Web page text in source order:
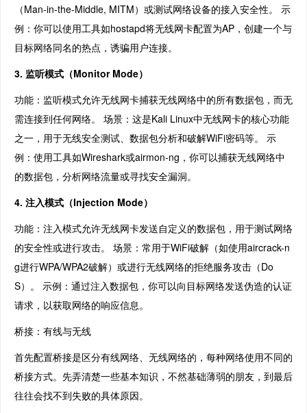
（Man-in-the-Middle, MITM）或测试网络设备的接入安全性。 示
例：你可以使用工具如hostapd将无线网卡配置为AP，创建一个与
目标网络同名的热点，诱骗用户连接。
3. 监听模式（Monitor Mode）
功能：监听模式允许无线网卡捕获无线网络中的所有数据包，而无
需连接到任何网络。 场景：这是Kali Linux中无线网卡的核心功能
之一，用于无线安全测试、数据包分析和破解WiFi密码等。 示
例：使用工具如Wireshark或airmon-ng，你可以捕获无线网络中
的数据包，分析网络流量或寻找安全漏洞。
4. 注入模式（Injection Mode）
功能：注入模式允许无线网卡发送自定义的数据包，用于测试网络
的安全性或进行攻击。 场景：常用于WiFi破解（如使用aircrack-n
g进行WPA/WPA2破解）或进行无线网络的拒绝服务攻击（Do
S）。 示例：通过注入数据包，你可以向目标网络发送伪造的认证
请求，以获取网络的响应信息。
桥接：有线与无线
首先配置桥接是区分有线网络、无线网络的，每种网络使用不同的
桥接方式。先弄清楚一些基本知识，不然基础薄弱的朋友，到最后
往往会找不到失败的具体原因。